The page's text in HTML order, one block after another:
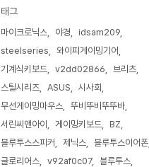
태그
마이크로닉스 야경
idsam209
steelseries
와이피게이밍기어
기계식키보드
v2dd02866
브리츠
스틸시리즈
ASUS
시사회
무선게이밍마우스
뚜비뚜비뚜뚜바
서린씨앤아이
게이밍키보드
BZ
블루투스스피커
제닉스
블루투스이어폰
글로리어스
v92af0c07
블루투스